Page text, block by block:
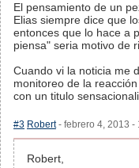
El pensamiento de un
Elias siempre dice que
entonces que lo hace a
piensa" seria motivo de
Cuando vi la noticia me
monitoreo de la
con un titulo
#3 Robert- febrero 4, 2013 -
Robert,